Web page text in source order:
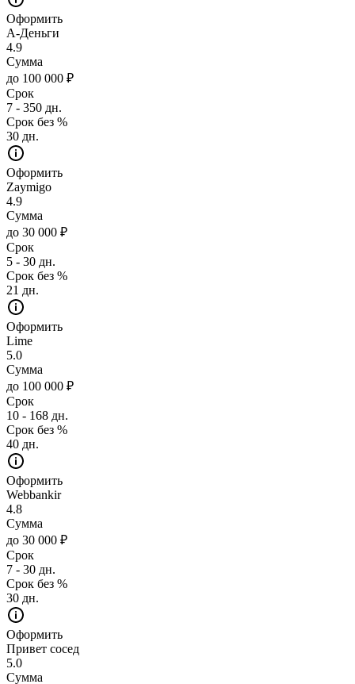
Оформить
А-Деньги
4.9
Сумма
до 100 000 ₽
Срок
7 - 350 дн.
Срок без %
30 дн.
Оформить
Zaymigo
4.9
Сумма
до 30 000 ₽
Срок
5 - 30 дн.
Срок без %
21 дн.
Оформить
Lime
5.0
Сумма
до 100 000 ₽
Срок
10 - 168 дн.
Срок без %
40 дн.
Оформить
Webbankir
4.8
Сумма
до 30 000 ₽
Срок
7 - 30 дн.
Срок без %
30 дн.
Оформить
Привет сосед
5.0
Сумма